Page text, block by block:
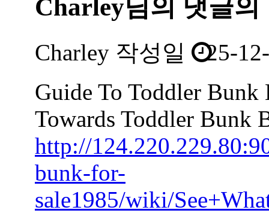
Charley님의 댓글의
Charley 작성일
25-
Guide To Toddler Bunk
Towards Toddler Bunk
http://
bunk-for-
sale1985/wiki/